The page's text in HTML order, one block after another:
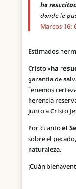
ha
donde le
Marcos 16:
Estimados
Cristo «ha
garantía de
Tenemos
herencia
junto a Cristo
Por cuantoel
sobre el
naturaleza.
¡Cuán